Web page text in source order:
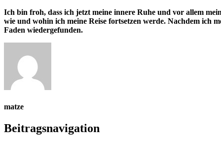
Ich bin froh, dass ich jetzt meine innere Ruhe und vor allem
wie und wohin ich meine Reise fortsetzen werde. Nachdem ich
Faden wiedergefunden.
matze
Beitragsnavigation